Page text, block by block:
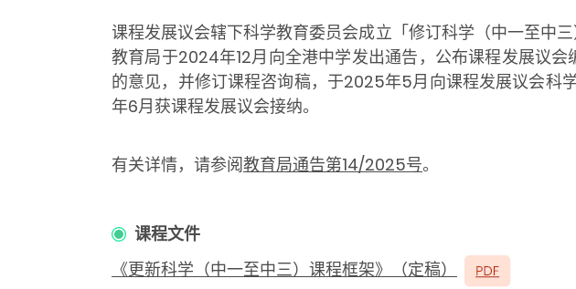
课程发展议会辖下科学教育委员会成立「修订科学（中一至中
教育局于2024年12月向全港中学发出通告，公布课程发展议
的意见，并修订课程咨询稿，于2025年5月向课程发展议会科
年6月获课程发展议会接纳。
有关详情，请参阅教育局通告第14/2025号。
课程文件
《更新科学（中一至中三）课程框架》（定稿）